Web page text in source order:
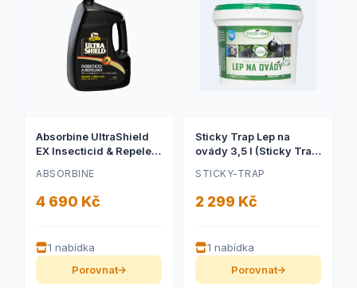
Absorbine UltraShield
EX Insecticid & Repelent
balení (Repelent pro
koně Absorbine
Ultrashield EX, kanystr
ABSORBINE
4 690 Kč
1 nabídka
Porovnat
Sticky Trap Lep na
ovády 3,5 l (Sticky Trap
3,5l)
STICKY-TRAP
2 299 Kč
1 nabídka
Porovnat